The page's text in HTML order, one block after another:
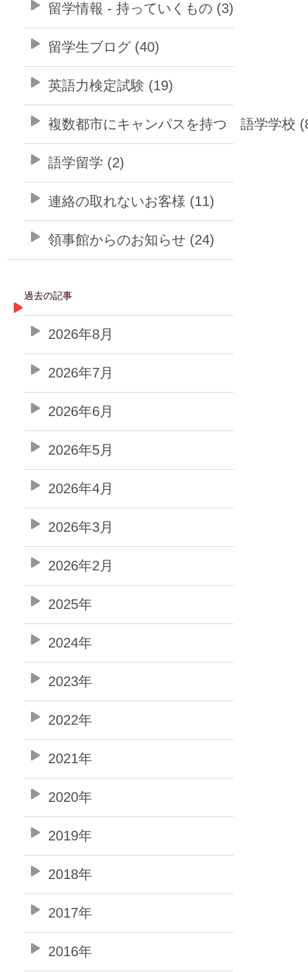
留学情報 - 持っていくもの (3)
留学生ブログ (40)
英語力検定試験 (19)
複数都市にキャンパスを持つ 語学学校
語学留学 (2)
連絡の取れないお客様 (11)
領事館からのお知らせ (24)
過去の記事
2026年8月
2026年7月
2026年6月
2026年5月
2026年4月
2026年3月
2026年2月
2025年
2024年
2023年
2022年
2021年
2020年
2019年
2018年
2017年
2016年